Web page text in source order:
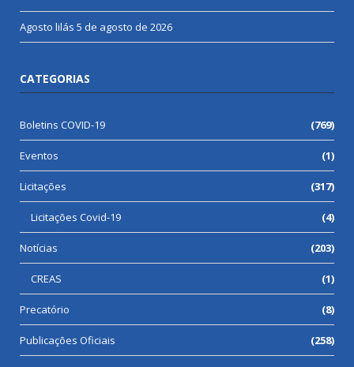
Agosto lilás 5 de agosto de 2026
CATEGORIAS
Boletins COVID-19 (769)
Eventos (1)
Licitações (317)
Licitações Covid-19 (4)
Notícias (203)
CREAS (1)
Precatório (8)
Publicações Oficiais (258)